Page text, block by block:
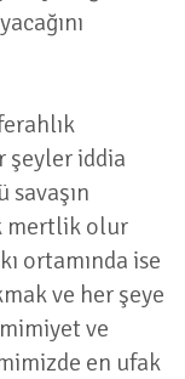
şeyler iddia
mertlik olur
ortamında ise
ve her şeye
ve
en ufak